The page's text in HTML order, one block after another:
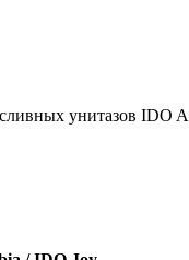
унитазов IDO